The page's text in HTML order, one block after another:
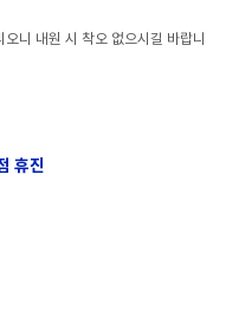
니 내원 시 착오 없으시길 바랍니
휴진